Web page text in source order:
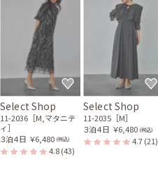
Select Shop
11-2036［M,マタニテ
ィ］
３泊４日 ￥6,480 (税込)
4.8(43)
Select Shop
11-2035［M］
３泊４日 ￥6,480 (税込)
4.7(21)